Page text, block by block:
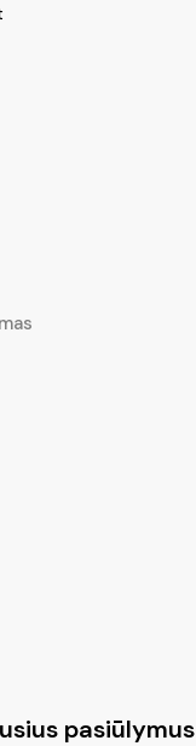
pasiūlymus